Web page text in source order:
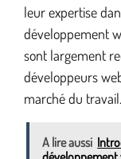
leur expertise
développement
sont largement
développeurs
marché du travail.
A lire aussi